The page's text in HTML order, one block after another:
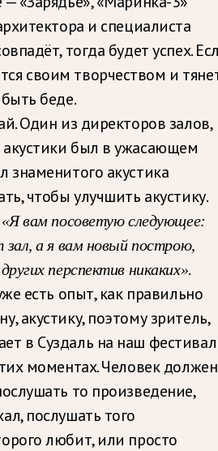
и специалиста
тогда будет успех.
своим творчеством и
беде.
Один из директоров залов,
был в ужасающем
знаменитого акустика
чтобы улучшить акустику.
«Я вам посоветую следующее:
а я вам новый построю,
перспектив никаких».
есть опыт, как правильно
акустику, поэтому зритель,
в Суздаль на наш
моментах. Человек должен
то произведение,
послушать того
любит, или просто